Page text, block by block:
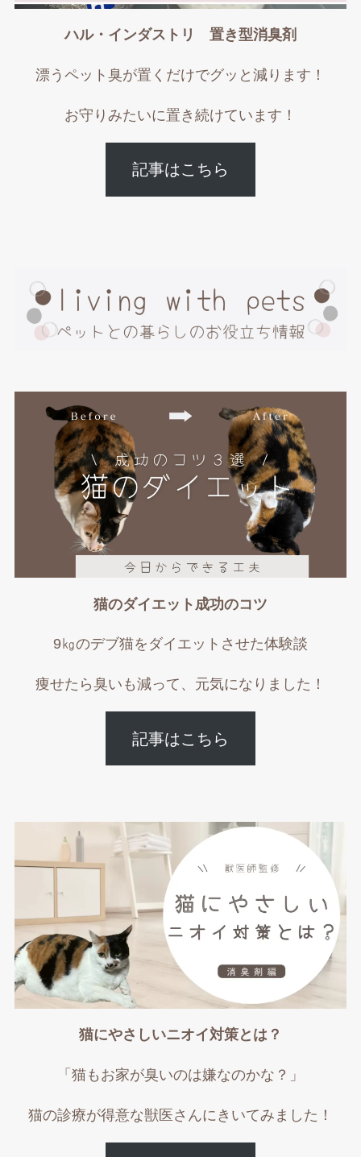
ハル・インダストリ 置き型消臭剤
漂うペット臭が置くだけでグッと減ります！
お守りみたいに置き続けています！
記事はこちら
猫のダイエット成功のコツ
9㎏のデブ猫をダイエットさせた体験談
痩せたら臭いも減って、元気になりました！
記事はこちら
猫にやさしいニオイ対策とは？
「猫もお家が臭いのは嫌なのかな？」
猫の診療が得意な獣医さんにきいてみました！